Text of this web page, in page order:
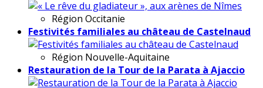
Région Occitanie
Festivités familiales au château de Castelnaud
Région Nouvelle-Aquitaine
Restauration de la Tour de la Parata à Ajaccio